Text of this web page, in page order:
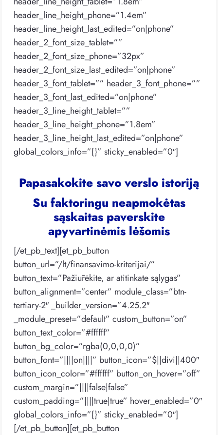
header_line_height_phone=”1.4em”
header_line_height_last_edited=”on|phone”
header_2_font_size_tablet=””
header_2_font_size_phone=”32px”
header_2_font_size_last_edited=”on|phone”
header_3_font_tablet=”” header_3_font_phone=””
header_3_font_last_edited=”on|phone”
header_3_line_height_tablet=””
header_3_line_height_phone=”1.8em”
header_3_line_height_last_edited=”on|phone”
global_colors_info=”{}” sticky_enabled=”0″]
Papasakokite savo verslo istoriją
Su faktoringu neapmokėtas
sąskaitas paverskite
apyvartinėmis lėšomis
[/et_pb_text][et_pb_button
button_url=”/lt/finansavimo-kriterijai/”
button_text=”Pažiūrėkite, ar atitinkate sąlygas”
button_alignment=”center” module_class=”btn-
tertiary-2″ _builder_version=”4.25.2″
_module_preset=”default” custom_button=”on”
button_text_color=”#ffffff”
button_bg_color=”rgba(0,0,0,0)”
button_font=”||||on||||” button_icon=”$||divi||400″
button_icon_color=”#ffffff” button_on_hover=”off”
custom_margin=”||||false|false”
custom_padding=”||||true|true” hover_enabled=”0″
global_colors_info=”{}” sticky_enabled=”0″]
[/et_pb_button][et_pb_button